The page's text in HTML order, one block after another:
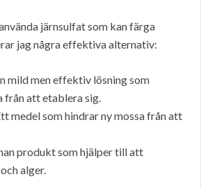
järnsulfat som kan färga
jag några effektiva alternativ:
mild men effektiv lösning som
från att etablera sig.
medel som hindrar ny mossa från att
produkt som hjälper till att
alger.